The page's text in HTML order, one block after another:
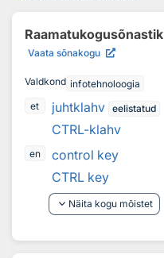
Raamatukogusõnastik
Vaata sõnakogu
Valdkond infotehnoloogia
et
juhtklahv eelistatud
CTRL-klahv
en
control key
CTRL key
keyboard_arrow_down Näita kogu mõistet